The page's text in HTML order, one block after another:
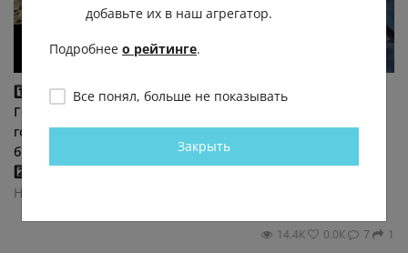
1️⃣ Индийская деревня
Гехлор была отрезана
горой: до ближайшей
больницы — крюк в 55 км.
2️⃣ В 1959 году жена...
Новые технологии
Речь о трассе Колыма —
Колымская трасса. Её
строили в 1930–1950-х
годах силами
14.4К 0.0К 7 1
добавьте их в наш агрегатор.
Подробнее о рейтинге.
Все понял, больше не показывать
Закрыть